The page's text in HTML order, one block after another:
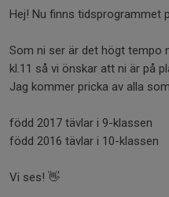
Hej! Nu finns tidsprogrammet
Som ni ser är det högt tempo
kl.11 så vi önskar att ni är på
Jag kommer pricka av alla
född 2017 tävlar i 9-klassen
född 2016 tävlar i 10-klassen
Vi ses! 👋